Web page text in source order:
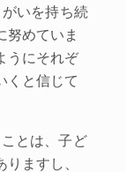
いを持ち続
努めていま
うにそれぞ
くと信じて
とは、子ど
ますし、